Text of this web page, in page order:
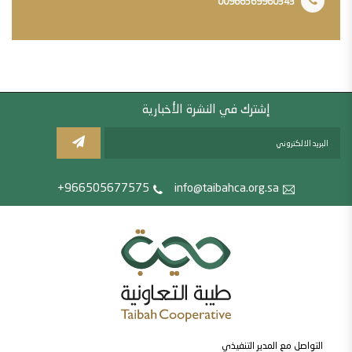
00966569960343
إشترك في النشرة الأخبارية
info@taibahca.org.sa
966505677575+
التواصل مع المدير التنفيذي